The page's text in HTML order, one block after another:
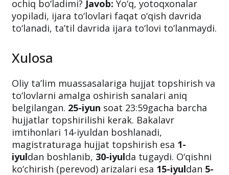
ochiq bo‘ladimi? Javob: Yo‘q, yotoqxonalar
yopiladi, ijara to‘lovlari faqat o‘qish davrida
to‘lanadi, ta’til davrida ijara to‘lovi to‘lanmaydi.
Xulosa
Oliy ta’lim muassasalariga hujjat topshirish va
to‘lovlarni amalga oshirish sanalari aniq
belgilangan. 25-iyun soat 23:59gacha barcha
hujjatlar topshirilishi kerak. Bakalavr
imtihonlari 14-iyuldan boshlanadi,
magistraturaga hujjat topshirish esa 1-
iyuldan boshlanib, 30-iyulda tugaydi. O‘qishni
ko‘chirish (perevod) arizalari esa 15-iyuldan 5-